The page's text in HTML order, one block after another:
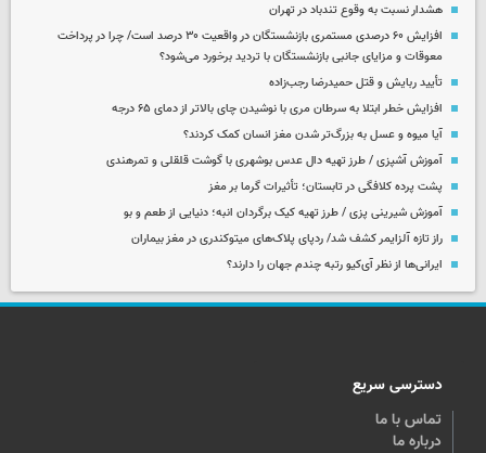
هشدار نسبت به وقوع تندباد در تهران
افزایش ۶۰ درصدی مستمری‌ بازنشستگان در واقعیت ۳۰ درصد است/ چرا در پرداخت
معوقات و مزایای جانبی بازنشستگان با تردید برخورد می‌شود؟
تأیید ربایش و قتل حمیدرضا رجب‌زاده
افزایش خطر ابتلا به سرطان مری با نوشیدن چای بالاتر از دمای ۶۵ درجه
آیا میوه و عسل به بزرگ‌تر شدن مغز انسان کمک کردند؟
آموزش آشپزی / طرز تهیه دال عدس بوشهری با گوشت قلقلی و تمرهندی
پشت پرده کلافگی در تابستان؛ تأثیرات گرما بر مغز
آموزش شیرینی پزی / طرز تهیه کیک برگردان انبه؛ دنیایی از طعم و بو
راز تازه آلزایمر کشف شد/ ردپای پلاک‌های میتوکندری در مغز بیماران
ایرانی‌ها از نظر آی‌کیو رتبه چندم جهان را دارند؟
دسترسی سریع
تماس با ما
درباره ما